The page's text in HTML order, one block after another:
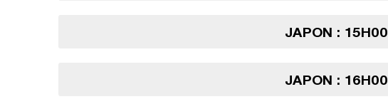
JAPON : 15H00
JAPON : 16H00